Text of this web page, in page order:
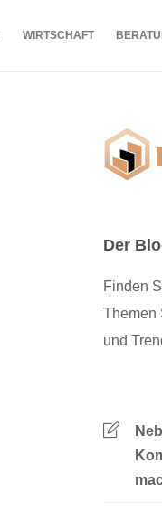
WIRTSCHAFT
Der
Finden
Themen
und